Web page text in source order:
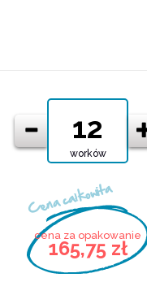
worków
Cena całkowita
cena za opakowanie
165,75 zł